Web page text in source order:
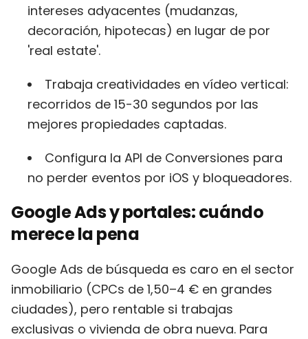
intereses adyacentes (mudanzas,
decoración, hipotecas) en lugar de por
'real estate'.
Trabaja creatividades en vídeo vertical:
recorridos de 15-30 segundos por las
mejores propiedades captadas.
Configura la API de Conversiones para
no perder eventos por iOS y bloqueadores.
Google Ads y portales: cuándo
merece la pena
Google Ads de búsqueda es caro en el sector
inmobiliario (CPCs de 1,50–4 € en grandes
ciudades), pero rentable si trabajas
exclusivas o vivienda de obra nueva. Para